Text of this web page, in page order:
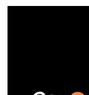
relató que los hechos
trabajadores, el edil